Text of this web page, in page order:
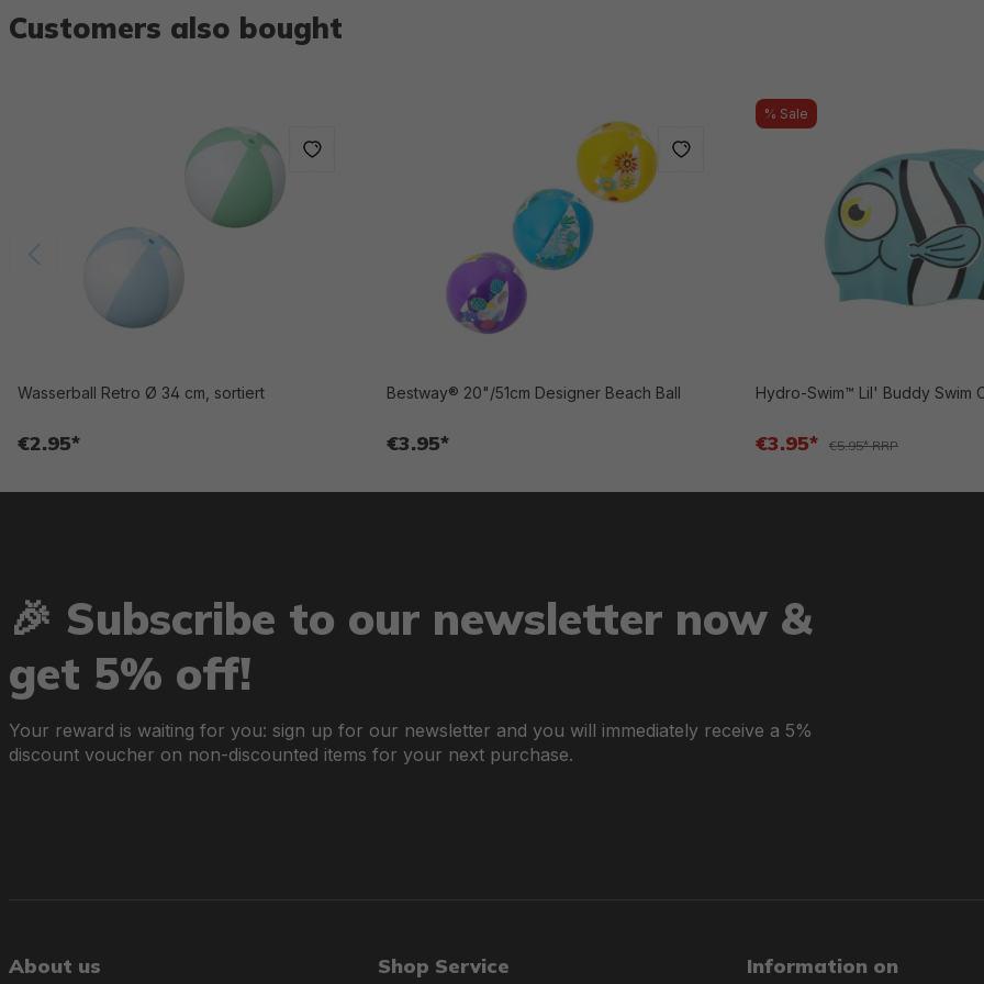
Customers also bought
Wasserball Retro Ø 34 cm, sortiert
€2.95*
Bestway® 20"/51cm Designer Beach Ball
€3.95*
% Sale
Hydro-Swim™ Lil' Buddy Swim
€3.95* €5.95* RRP
🎉 Subscribe to our newsletter now &
get 5% off!
Your reward is waiting for you: sign up for our newsletter and you will immediately receive a 5%
discount voucher on non-discounted items for your next purchase.
About us Shop Service Information on